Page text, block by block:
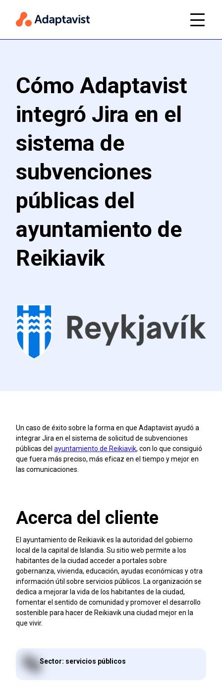
Cómo Adaptavist
integró Jira en el
sistema de
subvenciones
públicas del
ayuntamiento de
Reikiavik
Un caso de éxito sobre la forma en que Adaptavist ayudó a
integrar Jira en el sistema de solicitud de subvenciones
públicas del ayuntamiento de Reikiavik, con lo que consiguió
que fuera más preciso, más eficaz en el tiempo y mejor en
las comunicaciones.
Acerca del cliente
El ayuntamiento de Reikiavik es la autoridad del gobierno
local de la capital de Islandia. Su sitio web permite a los
habitantes de la ciudad acceder a portales sobre
gobernanza, vivienda, educación, ayudas económicas y otra
información útil sobre servicios públicos. La organización se
dedica a mejorar la vida de los habitantes de la ciudad,
fomentar el sentido de comunidad y promover el desarrollo
sostenible para hacer de Reikiavik una ciudad mejor en la
que vivir.
Sector: servicios públicos